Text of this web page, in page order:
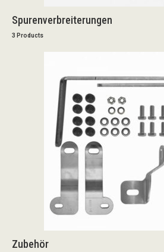
Spurenverbreiterungen
3 Products
Zubehör